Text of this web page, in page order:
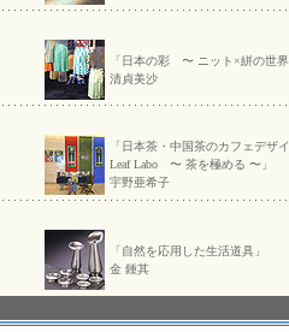
「日本の彩 〜 ニット×絣の世
清貞美沙
「日本茶・中国茶のカフェデ
Leaf Labo 〜 茶を極める 〜」
宇野亜希子
「自然を応用した生活道具」
金 鍾其